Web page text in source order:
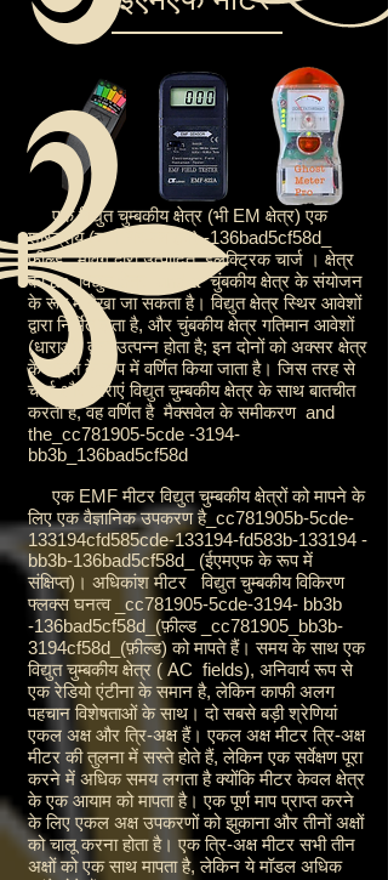
एक विद्युत चुम्बकीय क्षेत्र (भी EM क्षेत्र) एक
शास्त्रीय (यानी गैर-क्वांटम) -136bad5cf58d_
फ़ील्डमूविंग द्वारा उत्पादितइलेक्ट्रिक चार्ज । क्षेत्र
को anविद्युत क्षेत्र and aचुंबकीय क्षेत्रके संयोजन
के रूप में देखा जा सकता है। विद्युत क्षेत्र स्थिर आवेशों
द्वारा निर्मित होता है, और चुंबकीय क्षेत्र गतिमान आवेशों
(धाराओं) द्वारा उत्पन्न होता है; इन दोनों को अक्सर क्षेत्र
के स्रोत के रूप में वर्णित किया जाता है। जिस तरह से
चार्ज और धाराएं विद्युत चुम्बकीय क्षेत्र के साथ बातचीत
करती हैं, वह वर्णित हैमैक्सवेल के समीकरणand
the_cc781905-5cde -3194-
bb3b_136bad5cf58d
एक EMF मीटरविद्युत चुम्बकीय क्षेत्रोंको मापने के
लिए एक वैज्ञानिक उपकरण है_cc781905b-5cde-
133194cfd585cde-133194-fd583b-133194 -
bb3b-136bad5cf58d_ (ईएमएफ के रूप में
संक्षिप्त)। अधिकांश मीटरविद्युत चुम्बकीय विकिरण
फ्लक्स घनत्व_cc781905-5cde-3194- bb3b
-136bad5cf58d_(फ़ील्ड _cc781905_bb3b-
3194cf58d_(फ़ील्ड) को मापते हैं। समय के साथ एक
विद्युत चुम्बकीय क्षेत्र ( AC fields), अनिवार्य रूप से
एक रेडियो एंटीना के समान है, लेकिन काफी अलग
पहचान विशेषताओं के साथ। दो सबसे बड़ी श्रेणियां
एकल अक्ष और त्रि-अक्ष हैं। एकल अक्ष मीटर त्रि-अक्ष
मीटर की तुलना में सस्ते होते हैं, लेकिन एक सर्वेक्षण पूरा
करने में अधिक समय लगता है क्योंकि मीटर केवल क्षेत्र
के एक आयाम को मापता है। एक पूर्ण माप प्राप्त करने
के लिए एकल अक्ष उपकरणों को झुकाना और तीनों अक्षों
को चालू करना होता है। एक त्रि-अक्ष मीटर सभी तीन
अक्षों को एक साथ मापता है, लेकिन ये मॉडल अधिक